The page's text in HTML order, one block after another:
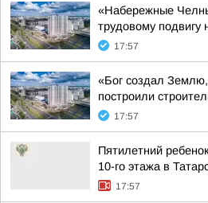
«Набережные
трудовому подвигу
17:57
«Бог создал
построили
17:57
Пятилетний
10-го этажа в
17:57